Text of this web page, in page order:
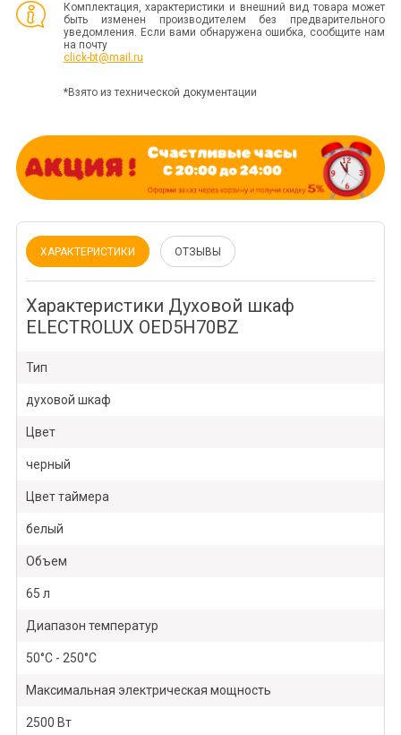
Комплектация, характеристики и внешний вид товара может
быть изменен производителем без предварительного
уведомления. Если вами обнаружена ошибка, сообщите нам
на почту
click-bt@mail.ru
*Взято из технической документации
ХАРАКТЕРИСТИКИ ОТЗЫВЫ
Характеристики Духовой шкаф
ELECTROLUX OED5H70BZ
Тип
духовой шкаф
Цвет
черный
Цвет таймера
белый
Объем
65 л
Диапазон температур
50°C - 250°C
Максимальная электрическая мощность
2500 Вт